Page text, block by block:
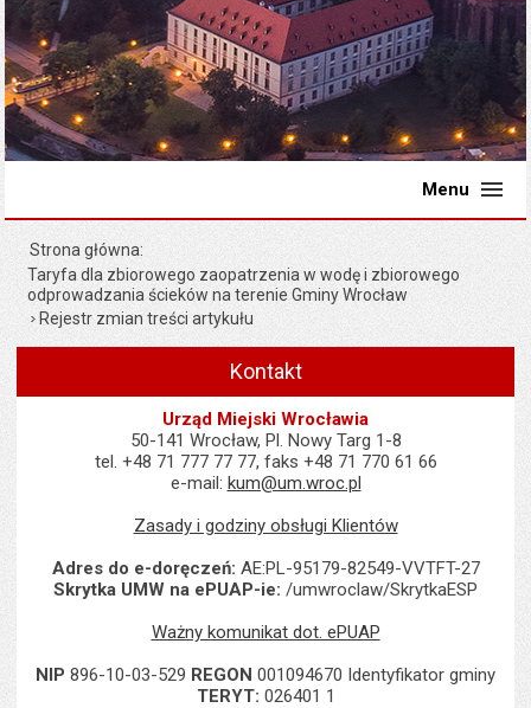
Menu
Strona główna
Taryfa dla zbiorowego zaopatrzenia w wodę i zbiorowego
odprowadzania ścieków na terenie Gminy Wrocław
Rejestr zmian treści artykułu
Kontakt
Urząd Miejski Wrocławia
50-141 Wrocław, Pl. Nowy Targ 1-8
tel. +48 71 777 77 77, faks +48 71 770 61 66
e-mail: kum@um.wroc.pl
Zasady i godziny obsługi Klientów
Adres do e-doręczeń: AE:PL-95179-82549-VVTFT-27
Skrytka UMW na ePUAP-ie: /umwroclaw/SkrytkaESP
Ważny komunikat dot. ePUAP
NIP 896-10-03-529 REGON 001094670 Identyfikator gminy
TERYT: 026401 1